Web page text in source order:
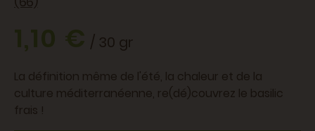
1,10 €/ 30 gr
La définition même de l'été, la chaleur et de la
culture méditerranéenne, re(dé)couvrez le basilic
frais !